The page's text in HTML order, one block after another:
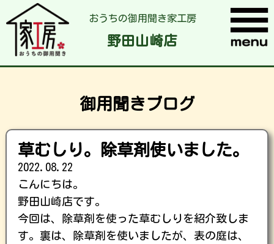
おうちの御用聞き家工房
野田山崎店
御用聞きブログ
草むしり。除草剤使いました。
2022.08.22
こんにちは。
野田山崎店です。
今回は、除草剤を使った草むしりを紹介致しま
す。裏は、除草剤を使いましたが、表の庭は、